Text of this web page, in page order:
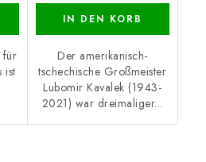
für
ist
IN DEN KORB
Der amerikanisch-
tschechische Großmeister
Lubomir Kavalek (1943-
2021) war dreimaliger...